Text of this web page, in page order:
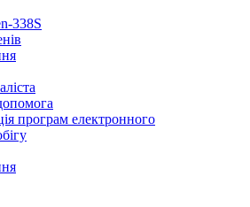
338S
програм електронного